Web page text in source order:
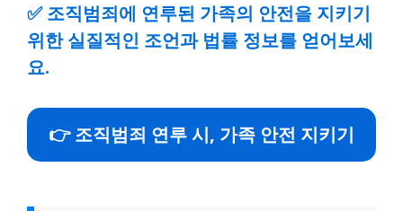
✅ 조직범죄에 연루된 가족의 안전을 지키기
위한 실질적인 조언과 법률 정보를 얻어보세
요.
👉 조직범죄 연루 시, 가족 안전 지키기